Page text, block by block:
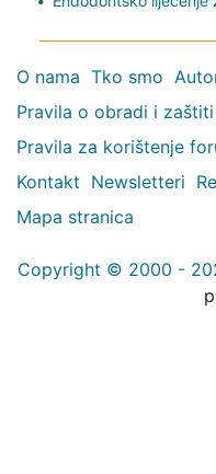
O nama Tko smo
Pravila o obradi i
Pravila za korištenje
Kontakt Newsletteri
Mapa stranica
Copyright © 2000 -